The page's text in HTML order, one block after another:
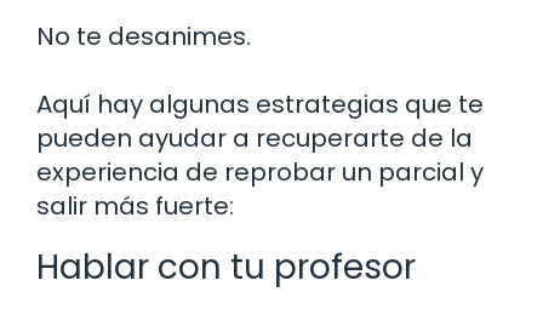
No te desanimes.
Aquí hay algunas estrategias que te
pueden ayudar a recuperarte de la
experiencia de reprobar un parcial y
salir más fuerte:
Hablar con tu profesor